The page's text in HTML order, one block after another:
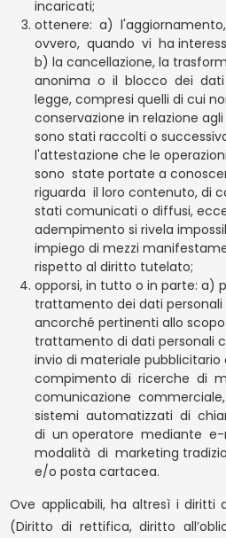
incaricati;
ottenere: a) l'aggiornamento,
ovvero, quando vi ha
b) la cancellazione, la
anonima o il blocco dei dati
legge, compresi quelli di cui
conservazione in relazione
sono stati raccolti o
l'attestazione che le
sono state portate a
riguarda il loro contenuto, di
stati comunicati o diffusi,
adempimento si rivela
impiego di mezzi
rispetto al diritto tutelato;
opporsi, in tutto o in parte: a)
trattamento dei dati personali
ancorché pertinenti allo
trattamento di dati personali
invio di materiale
compimento di ricerche di
comunicazione commerciale,
sistemi automatizzati di
di un operatore mediante e-
modalità di marketing
e/o posta cartacea.
Ove applicabili, ha altresì i diritti
(Diritto di rettifica, diritto